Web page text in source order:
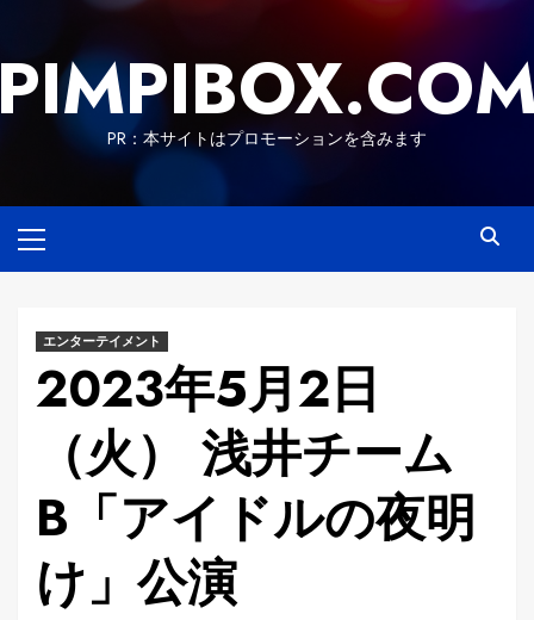
content
PR：本サイトはプロモーションを含みます
Menu
エンターテイメント
2023年5月2日
（火） 浅井チーム
B「アイドルの夜明
け」公演